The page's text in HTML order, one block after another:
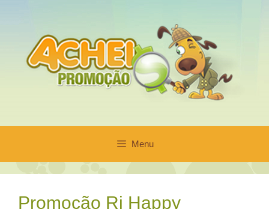
conteúdo
Menu
Promoção Ri Happy